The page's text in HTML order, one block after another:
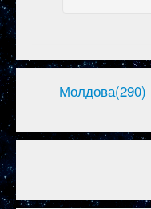
Молдова(290)